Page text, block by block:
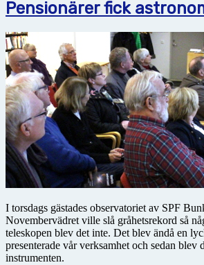
Pensionärer fick
I torsdags gästades observatoriet av SPF
Novembervädret ville slå gråhetsrekord så
teleskopen blev det inte. Det blev ändå en
presenterade vår verksamhet och sedan blev
instrumenten.